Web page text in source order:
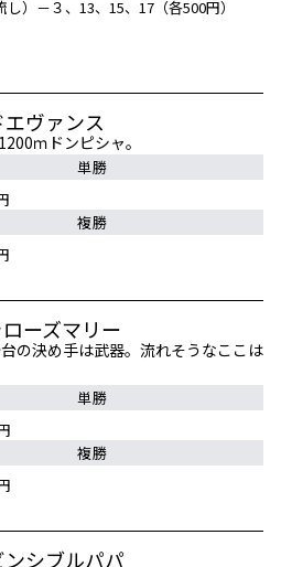
し）－３、13、15、17（各500円）
ヴァンス
ｍドンピシャ。
単勝
複勝
ーズマリー
の決め手は武器。流れそうなここは
単勝
複勝
シブルパパ